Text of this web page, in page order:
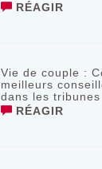
RÉAGIR
Vie de couple :
meilleurs
dans les tribunes
RÉAGIR